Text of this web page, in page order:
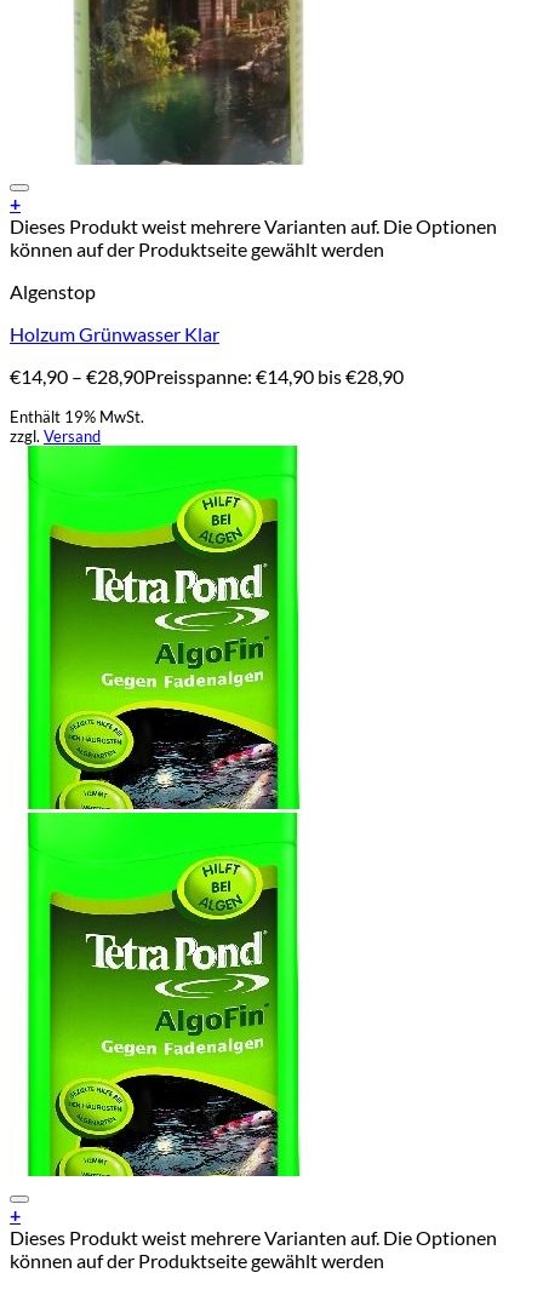
+
Dieses Produkt weist mehrere Varianten auf. Die Optionen
können auf der Produktseite gewählt werden
Algenstop
Holzum Grünwasser Klar
€14,90 – €28,90Preisspanne: €14,90 bis €28,90
Enthält 19% MwSt.
zzgl. Versand
+
Dieses Produkt weist mehrere Varianten auf. Die Optionen
können auf der Produktseite gewählt werden